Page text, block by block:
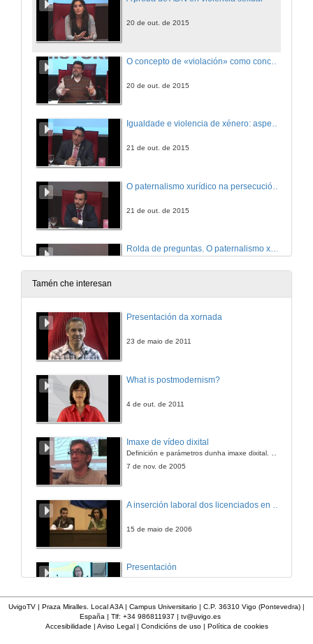
20 de out. de 2015
20 de out. de 2015
Igualdade e violencia de xénero: aspectos xurídico-constitucionais
21 de out. de 2015
21 de out. de 2015
Rolda de preguntas. O paternalismo xurídico na persecución da violencia de xénero
21 de out. de 2015
Tamén che interesan
Presentación da xornada
23 de maio de 2011
What is postmodernism?
4 de out. de 2011
Imaxe de vídeo dixital
7 de nov. de 2005
15 de maio de 2006
Presentación
UvigoTV | Praza Miralles. Local A3A | Campus Universitario | C.P. 36310 Vigo (Pontevedra) |
España | Tlf: +34 986811937 | tv@uvigo.es
Accesibilidade | Aviso Legal| Condicións de uso| Política de cookies